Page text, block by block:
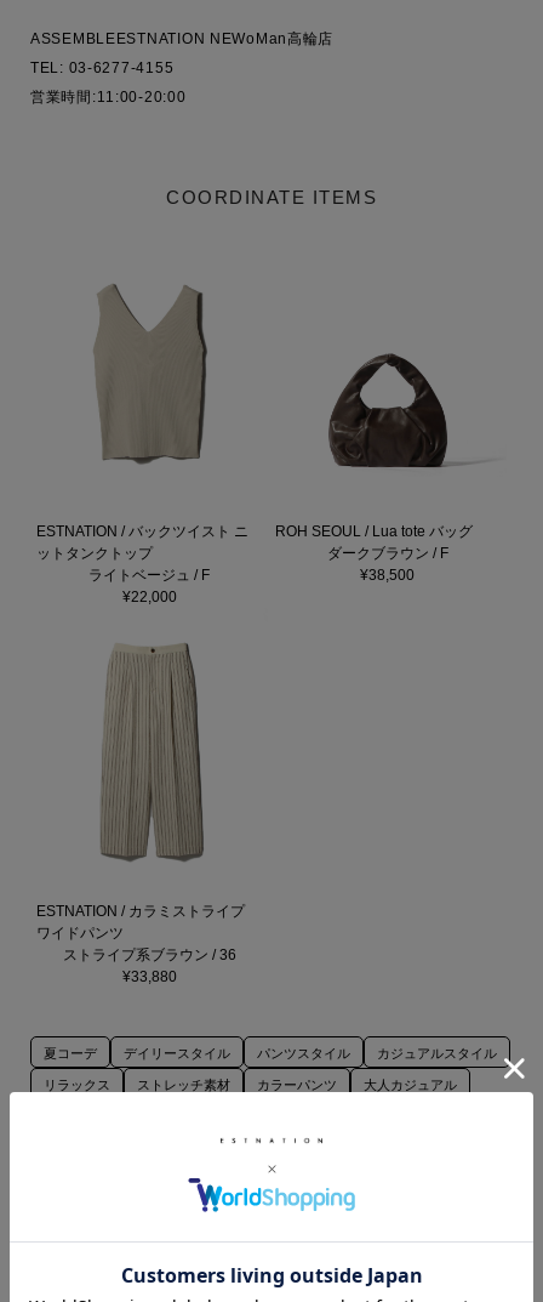
ASSEMBLEESTNATION NEWoMan高輪店
TEL: 03-6277-4155
営業時間:11:00-20:00
COORDINATE ITEMS
ESTNATION / バックツイスト ニ
ットタンクトップ
ライトベージュ / F
¥22,000
ROH SEOUL / Lua tote バッグ
ダークブラウン / F
¥38,500
ESTNATION / カラミストライプ
ワイドパンツ
ストライプ系ブラウン / 36
¥33,880
夏コーデ デイリースタイル パンツスタイル カジュアルスタイル
リラックス ストレッチ素材 カラーパンツ 大人カジュアル
タンクトップ スラックス
手洗い可能
気温25度から30度
アッセンブルエストネーションNEWoMan 高輪店